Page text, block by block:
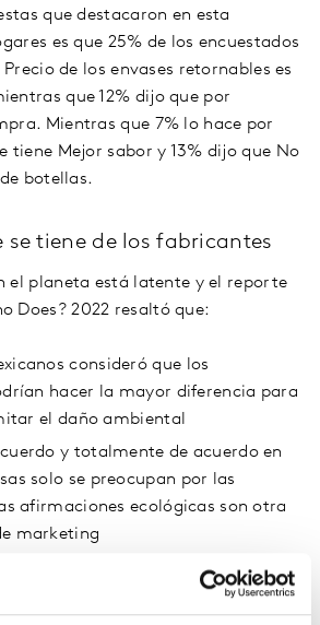
que destacaron en esta
es que 25% de los encuestados
de los envases retornables es
que 12% dijo que por
Mientras que 7% lo hace por
tiene Mejor sabor y 13% dijo que No
botellas.
se tiene de los fabricantes
el planeta está latente y el reporte
Does? 2022 resaltó que:
consideró que los
hacer la mayor diferencia para
el daño ambiental
y totalmente de acuerdo en
solo se preocupan por las
afirmaciones ecológicas son otra
marketing
asertiva las acciones que se
productos y servicios que sean